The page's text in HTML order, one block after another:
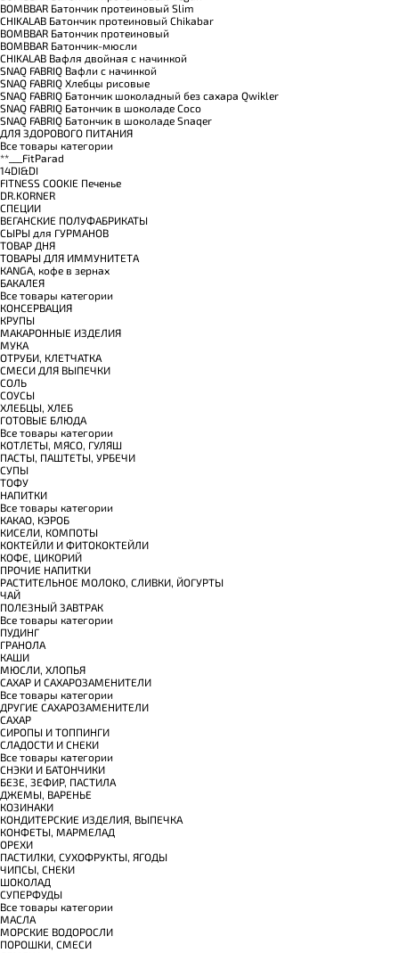
BOMBBAR Батончик протеиновый Slim
CHIKALAB Батончик протеиновый Chikabar
BOMBBAR Батончик протеиновый
BOMBBAR Батончик-мюсли
CHIKALAB Вафля двойная с начинкой
SNAQ FABRIQ Вафли с начинкой
SNAQ FABRIQ Хлебцы рисовые
SNAQ FABRIQ Батончик шоколадный без сахара Qwikler
SNAQ FABRIQ Батончик в шоколаде Coco
SNAQ FABRIQ Батончик в шоколаде Snaqer
ДЛЯ ЗДОРОВОГО ПИТАНИЯ
Все товары категории
**___FitParad
14DI&DI
FITNESS COOKIE Печенье
DR.KORNER
СПЕЦИИ
ВЕГАНСКИЕ ПОЛУФАБРИКАТЫ
СЫРЫ для ГУРМАНОВ
TОВАР ДНЯ
TОВАРЫ ДЛЯ ИММУНИТЕТА
КANGA, кофе в зернах
БАКАЛЕЯ
Все товары категории
КОНСЕРВАЦИЯ
КРУПЫ
МАКАРОННЫЕ ИЗДЕЛИЯ
МУКА
ОТРУБИ, КЛЕТЧАТКА
СМЕСИ ДЛЯ ВЫПЕЧКИ
СОЛЬ
СОУСЫ
ХЛЕБЦЫ, ХЛЕБ
ГОТОВЫЕ БЛЮДА
Все товары категории
КОТЛЕТЫ, МЯСО, ГУЛЯШ
ПАСТЫ, ПАШТЕТЫ, УРБЕЧИ
СУПЫ
ТОФУ
НАПИТКИ
Все товары категории
КАКАО, КЭРОБ
КИСЕЛИ, КОМПОТЫ
КОКТЕЙЛИ И ФИТОКОКТЕЙЛИ
КОФЕ, ЦИКОРИЙ
ПРОЧИЕ НАПИТКИ
РАСТИТЕЛЬНОЕ МОЛОКО, СЛИВКИ, ЙОГУРТЫ
ЧАЙ
ПОЛЕЗНЫЙ ЗАВТРАК
Все товары категории
ПУДИНГ
ГРАНОЛА
КАШИ
МЮСЛИ, ХЛОПЬЯ
САХАР И САХАРОЗАМЕНИТЕЛИ
Все товары категории
ДРУГИЕ САХАРОЗАМЕНИТЕЛИ
САХАР
СИРОПЫ И ТОППИНГИ
СЛАДОСТИ И СНЕКИ
Все товары категории
СНЭКИ И БАТОНЧИКИ
БЕЗЕ, ЗЕФИР, ПАСТИЛА
ДЖЕМЫ, ВАРЕНЬЕ
КОЗИНАКИ
КОНДИТЕРСКИЕ ИЗДЕЛИЯ, ВЫПЕЧКА
КОНФЕТЫ, МАРМЕЛАД
ОРЕХИ
ПАСТИЛКИ, СУХОФРУКТЫ, ЯГОДЫ
ЧИПСЫ, СНЕКИ
ШОКОЛАД
СУПЕРФУДЫ
Все товары категории
МАСЛА
МОРСКИЕ ВОДОРОСЛИ
ПОРОШКИ, СМЕСИ